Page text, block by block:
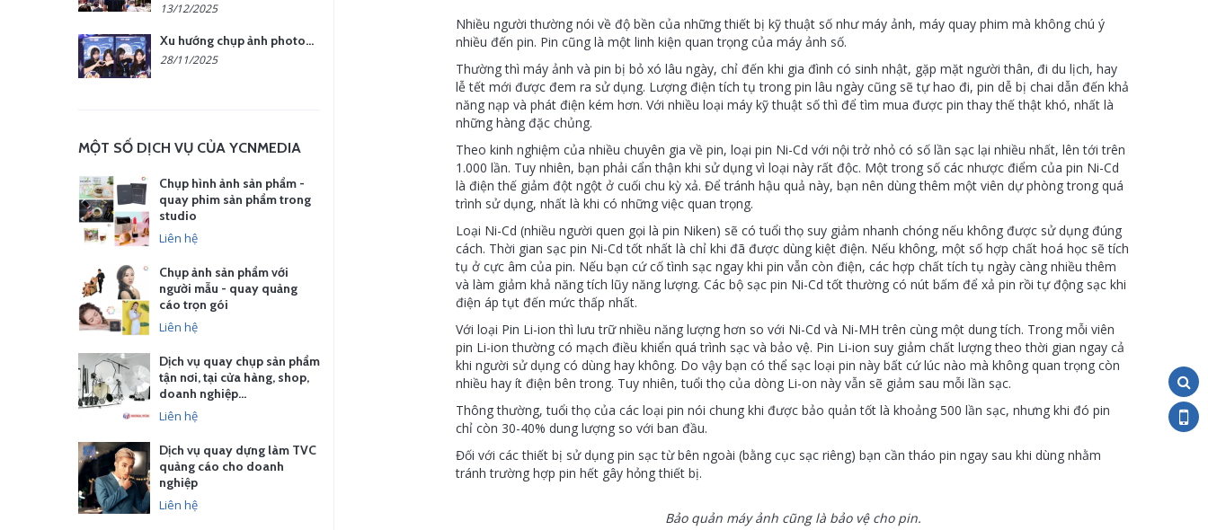
Nhiều người thường nói về độ bền của những thiết bị kỹ thuật số như máy ảnh, máy quay phim mà không chú ý
nhiều đến pin. Pin cũng là một linh kiện quan trọng của máy ảnh số.
Thường thì máy ảnh và pin bị bỏ xó lâu ngày, chỉ đến khi gia đình có sinh nhật, gặp mặt người thân, đi du lịch, hay
lễ tết mới được đem ra sử dụng. Lượng điện tích tụ trong pin lâu ngày cũng sẽ tự hao đi, pin dễ bị chai dẫn đến khả
năng nạp và phát điện kém hơn. Với nhiều loại máy kỹ thuật số thì để tìm mua được pin thay thế thật khó, nhất là
những hàng đặc chủng.
Theo kinh nghiệm của nhiều chuyên gia về pin, loại pin Ni-Cd với nội trở nhỏ có số lần sạc lại nhiều nhất, lên tới trên
1.000 lần. Tuy nhiên, bạn phải cẩn thận khi sử dụng vì loại này rất độc. Một trong số các nhược điểm của pin Ni-Cd
là điện thế giảm đột ngột ở cuối chu kỳ xả. Để tránh hậu quả này, bạn nên dùng thêm một viên dự phòng trong quá
trình sử dụng, nhất là khi có những việc quan trọng.
Loại Ni-Cd (nhiều người quen gọi là pin Niken) sẽ có tuổi thọ suy giảm nhanh chóng nếu không được sử dụng đúng
cách. Thời gian sạc pin Ni-Cd tốt nhất là chỉ khi đã được dùng kiệt điện. Nếu không, một số hợp chất hoá học sẽ tích
tụ ở cực âm của pin. Nếu bạn cứ cố tình sạc ngay khi pin vẫn còn điện, các hợp chất tích tụ ngày càng nhiều thêm
và làm giảm khả năng tích lũy năng lượng. Các bộ sạc pin Ni-Cd tốt thường có nút bấm để xả pin rồi tự động sạc khi
điện áp tụt đến mức thấp nhất.
Với loại Pin Li-ion thì lưu trữ nhiều năng lượng hơn so với Ni-Cd và Ni-MH trên cùng một dung tích. Trong mỗi viên
pin Li-ion thường có mạch điều khiển quá trình sạc và bảo vệ. Pin Li-ion suy giảm chất lượng theo thời gian ngay cả
khi người sử dụng có dùng hay không. Do vậy bạn có thể sạc loại pin này bất cứ lúc nào mà không quan trọng còn
nhiều hay ít điện bên trong. Tuy nhiên, tuổi thọ của dòng Li-on này vẫn sẽ giảm sau mỗi lần sạc.
Thông thường, tuổi thọ của các loại pin nói chung khi được bảo quản tốt là khoảng 500 lần sạc, nhưng khi đó pin
chỉ còn 30-40% dung lượng so với ban đầu.
Đối với các thiết bị sử dụng pin sạc từ bên ngoài (bằng cục sạc riêng) bạn cần tháo pin ngay sau khi dùng nhằm
tránh trường hợp pin hết gây hỏng thiết bị.
Bảo quản máy ảnh cũng là bảo vệ cho pin.
13/12/2025
Xu hướng chụp ảnh photobooth tại các sự kiện hiện nay
28/11/2025
MỘT SỐ DỊCH VỤ CỦA YCNMEDIA
Chụp hình ảnh sản phẩm -
quay phim sản phẩm trong
studio
Liên hệ
Chụp ảnh sản phẩm với
người mẫu - quay quảng
cáo trọn gói
Liên hệ
Dịch vụ quay chụp sản phẩm
tận nơi, tại cửa hàng, shop,
doanh nghiệp…
Liên hệ
Dịch vụ quay dựng làm TVC
quảng cáo cho doanh
nghiệp
Liên hệ